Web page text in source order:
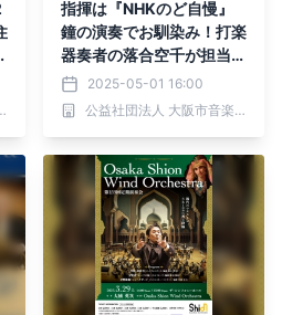
市音楽団
指揮は『NHKのど自慢』
鐘の演奏でお馴染み！打楽
器奏者の落合空千が担当し
ます。プロと一緒に吹奏楽
の演奏を楽しみませんか？
5月31日「月イチ吹奏楽」
2025-05-01 16:00
公益社団法人 大阪市音楽団